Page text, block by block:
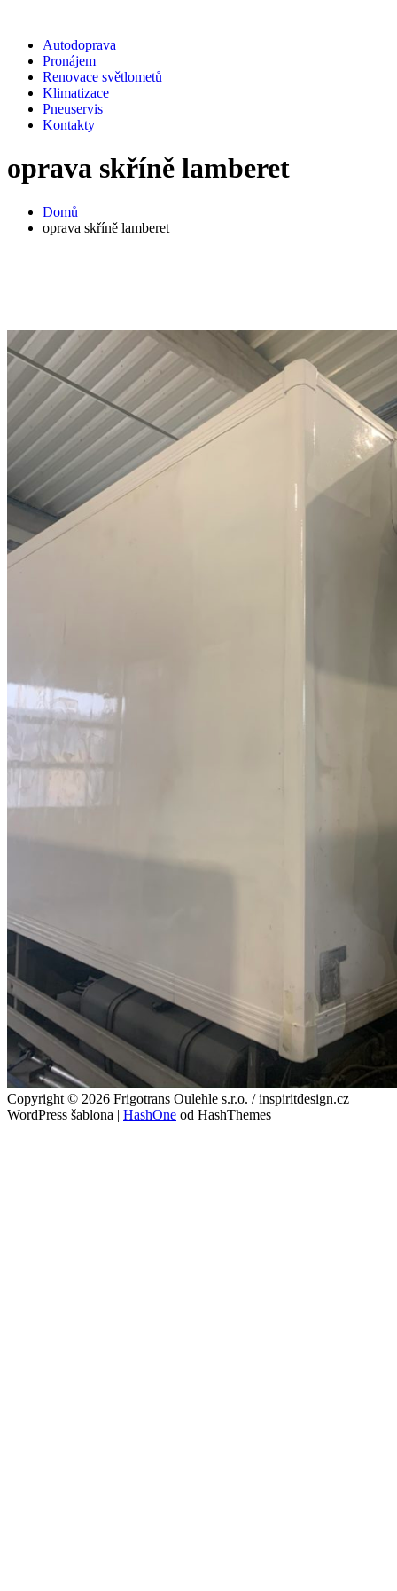
Autodoprava
Pronájem
Renovace světlometů
Klimatizace
Pneuservis
Kontakty
oprava skříně lamberet
Domů
oprava skříně lamberet
Copyright © 2026 Frigotrans Oulehle s.r.o. / inspiritdesign.cz
WordPress šablona | HashOne od HashThemes